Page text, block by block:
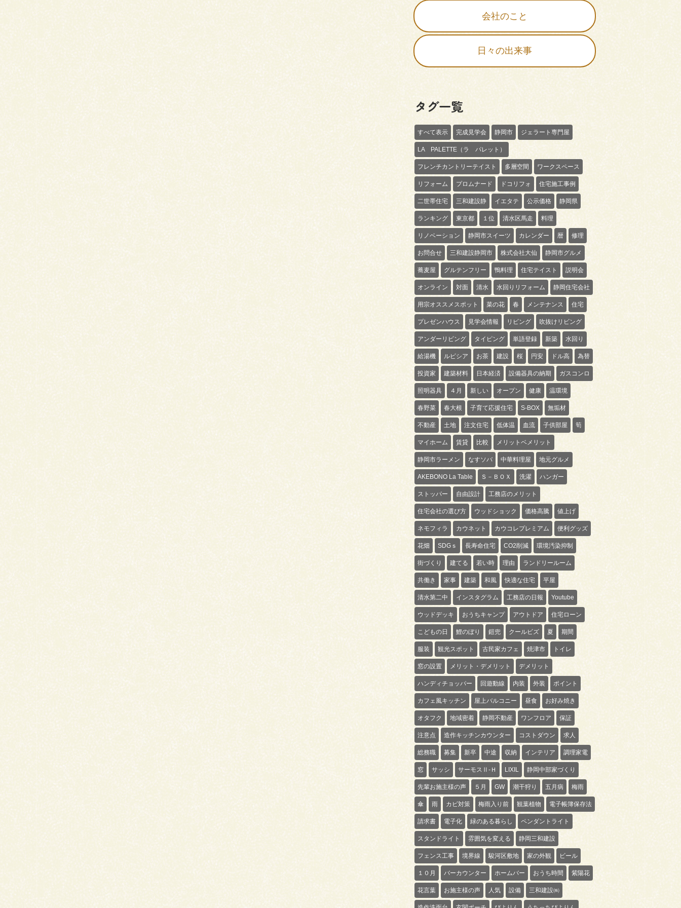
会社のこと
日々の出来事
タグ一覧
すべて表示 完成見学会 静岡市 ジェラート専門屋
LA PALETTE（ラ パレット）
フレンチカントリーテイスト 多層空間 ワークスペース
リフォーム プロムナード ドコリフォ 住宅施工事例
二世帯住宅 三和建設静 イエタテ 公示価格 静岡県
ランキング 東京都 １位 清水区馬走 料理
リノベーション 静岡市スイーツ カレンダー 暦 修理
お問合せ 三和建設静岡市 株式会社大仙 静岡市グルメ
蕎麦屋 グルテンフリー 鴨料理 住宅テイスト 説明会
オンライン 対面 清水 水回りリフォーム 静岡住宅会社
用宗オススメスポット 菜の花 春 メンテナンス 住宅
プレゼンハウス 見学会情報 リビング 吹抜けリビング
アンダーリビング タイピング 単語登録 新築 水回り
給湯機 ルピシア お茶 建設 桜 円安 ドル高 為替
投資家 建築材料 日本経済 設備器具の納期 ガスコンロ
照明器具 ４月 新しい オープン 健康 温環境
春野菜 春大根 子育て応援住宅 S-BOX 無垢材
不動産 土地 注文住宅 低体温 血流 子供部屋 筍
マイホーム 賃貸 比較 メリットベメリット
静岡市ラーメン なすソバ 中華料理屋 地元グルメ
AKEBONO La Table Ｓ－ＢＯＸ 洗濯 ハンガー
ストッパー 自由設計 工務店のメリット
住宅会社の選び方 ウッドショック 価格高騰 値上げ
ネモフィラ カウネット カウコレプレミアム 便利グッズ
花畑 SDGｓ 長寿命住宅 CO2削減 環境汚染抑制
街づくり 建てる 若い時 理由 ランドリールーム
共働き 家事 建築 和風 快適な住宅 平屋
清水第二中 インスタグラム 工務店の日報 Youtube
ウッドデッキ おうちキャンプ アウトドア 住宅ローン
こどもの日 鯉のぼり 鎧兜 クールビズ 夏 期間
服装 観光スポット 古民家カフェ 焼津市 トイレ
窓の設置 メリット・デメリット デメリット
ハンディチョッパー 回遊動線 内装 外装 ポイント
カフェ風キッチン 屋上バルコニー 昼食 お好み焼き
オタフク 地域密着 静岡不動産 ワンフロア 保証
注意点 造作キッチンカウンター コストダウン 求人
総務職 募集 新卒 中途 収納 インテリア 調理家電
窓 サッシ サーモスⅡ-Ｈ LIXIL 静岡中部家づくり
先輩お施主様の声 ５月 GW 潮干狩り 五月病 梅雨
傘 雨 カビ対策 梅雨入り前 観葉植物 電子帳簿保存法
請求書 電子化 緑のある暮らし ペンダントライト
スタンドライト 雰囲気を変える 静岡三和建設
フェンス工事 境界線 駿河区敷地 家の外観 ビール
１０月 バーカウンター ホームバー おうち時間 紫陽花
花言葉 お施主様の声 人気 設備 三和建設㈱